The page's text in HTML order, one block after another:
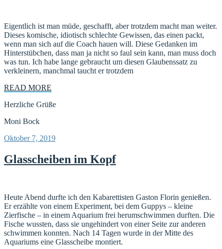
Eigentlich ist man müde, geschafft, aber trotzdem macht man weiter.
Dieses komische, idiotisch schlechte Gewissen, das einen packt,
wenn man sich auf die Coach hauen will. Diese Gedanken im
Hinterstübchen, dass man ja nicht so faul sein kann, man muss doch
was tun. Ich habe lange gebraucht um diesen Glaubenssatz zu
verkleinern, manchmal taucht er trotzdem
READ MORE
Herzliche Grüße
Moni Bock
Veröffentlicht
Oktober 7, 2019
Glasscheiben im Kopf
Heute Abend durfte ich den Kabarettisten Gaston Florin genießen.
Er erzählte von einem Experiment, bei dem Guppys – kleine
Zierfische – in einem Aquarium frei herumschwimmen durften. Die
Fische wussten, dass sie ungehindert von einer Seite zur anderen
schwimmen konnten. Nach 14 Tagen wurde in der Mitte des
Aquariums eine Glasscheibe montiert.